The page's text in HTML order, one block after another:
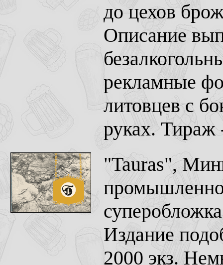
до цехов
Описание
рекламные
литовцев с
руках. Тираж
"Tauras",
Издание
2000 экз.